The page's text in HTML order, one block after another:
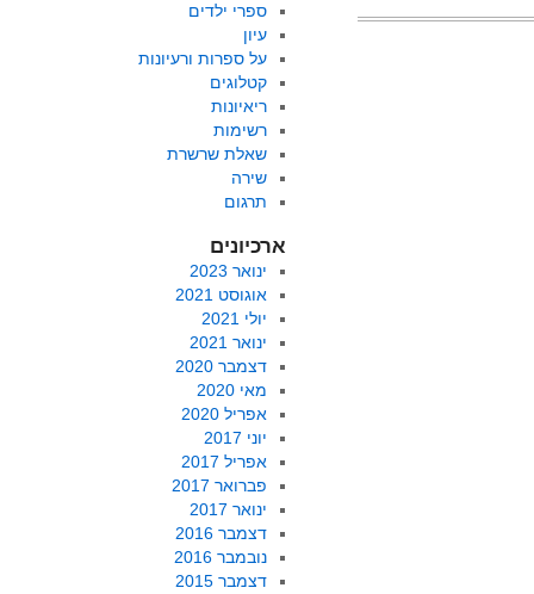
ספרי ילדים
עיון
על ספרות ורעיונות
קטלוגים
ריאיונות
רשימות
שאלת שרשרת
שירה
תרגום
ארכיונים
ינואר 2023
אוגוסט 2021
יולי 2021
ינואר 2021
דצמבר 2020
מאי 2020
אפריל 2020
יוני 2017
אפריל 2017
פברואר 2017
ינואר 2017
דצמבר 2016
נובמבר 2016
דצמבר 2015